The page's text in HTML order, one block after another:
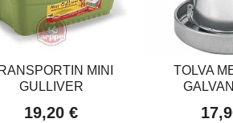
MINI
GULLIVER
19,20 €
TOLVA